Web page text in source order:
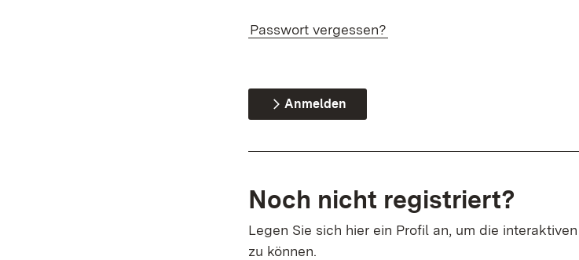
Passwort vergessen?
Anmelden
Noch nicht registriert?
Legen Sie sich hier ein Profil an, um die
zu können.